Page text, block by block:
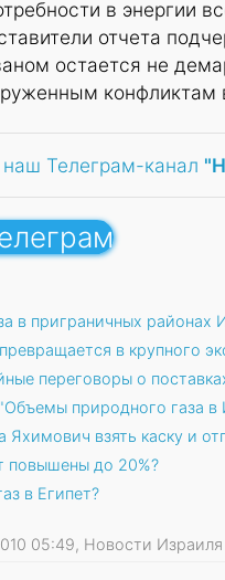
в энергии
отчета
остается не
конфликтам
Телеграм-канал
в приграничных районах
в крупного
переговоры о
природного газа
взять каску и
повышены до 20%?
в Египет?
05:49, Новости Израиля